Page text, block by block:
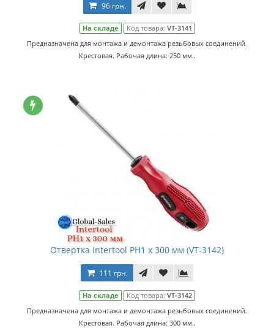
96 грн.
На складе Код товара: VT-3141
Предназначена для монтажа и демонтажа резьбовых соединений.
Крестовая. Рабочая длина: 250 мм..
Отвертка Intertool PH1 х 300 мм (VT-3142)
111 грн.
На складе Код товара: VT-3142
Предназначена для монтажа и демонтажа резьбовых соединений.
Крестовая. Рабочая длина: 300 мм..